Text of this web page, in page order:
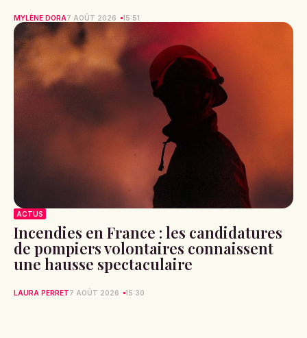
MYLÈNE DORA7 AOÛT 2026 15:51
ACTUS
Incendies en France : les candidatures
de pompiers volontaires connaissent
une hausse spectaculaire
LAURA PERRET7 AOÛT 2026 15:30